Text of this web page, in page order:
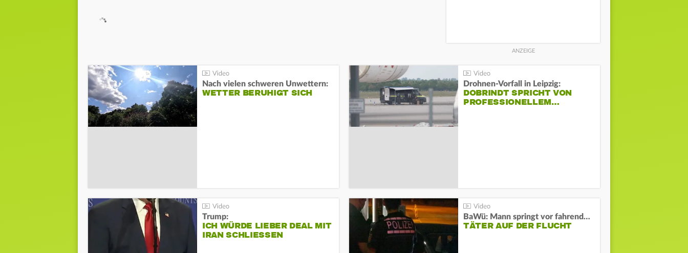
Nach vielen schweren Unwettern:
WETTER BERUHIGT SICH
Drohnen-Vorfall in Leipzig:
DOBRINDT SPRICHT VON
PROFESSIONELLEM…
Trump:
ICH WÜRDE LIEBER DEAL MIT
IRAN SCHLIESSEN
BaWü: Mann springt vor fahrendes Auto und schießt
TÄTER AUF DER FLUCHT